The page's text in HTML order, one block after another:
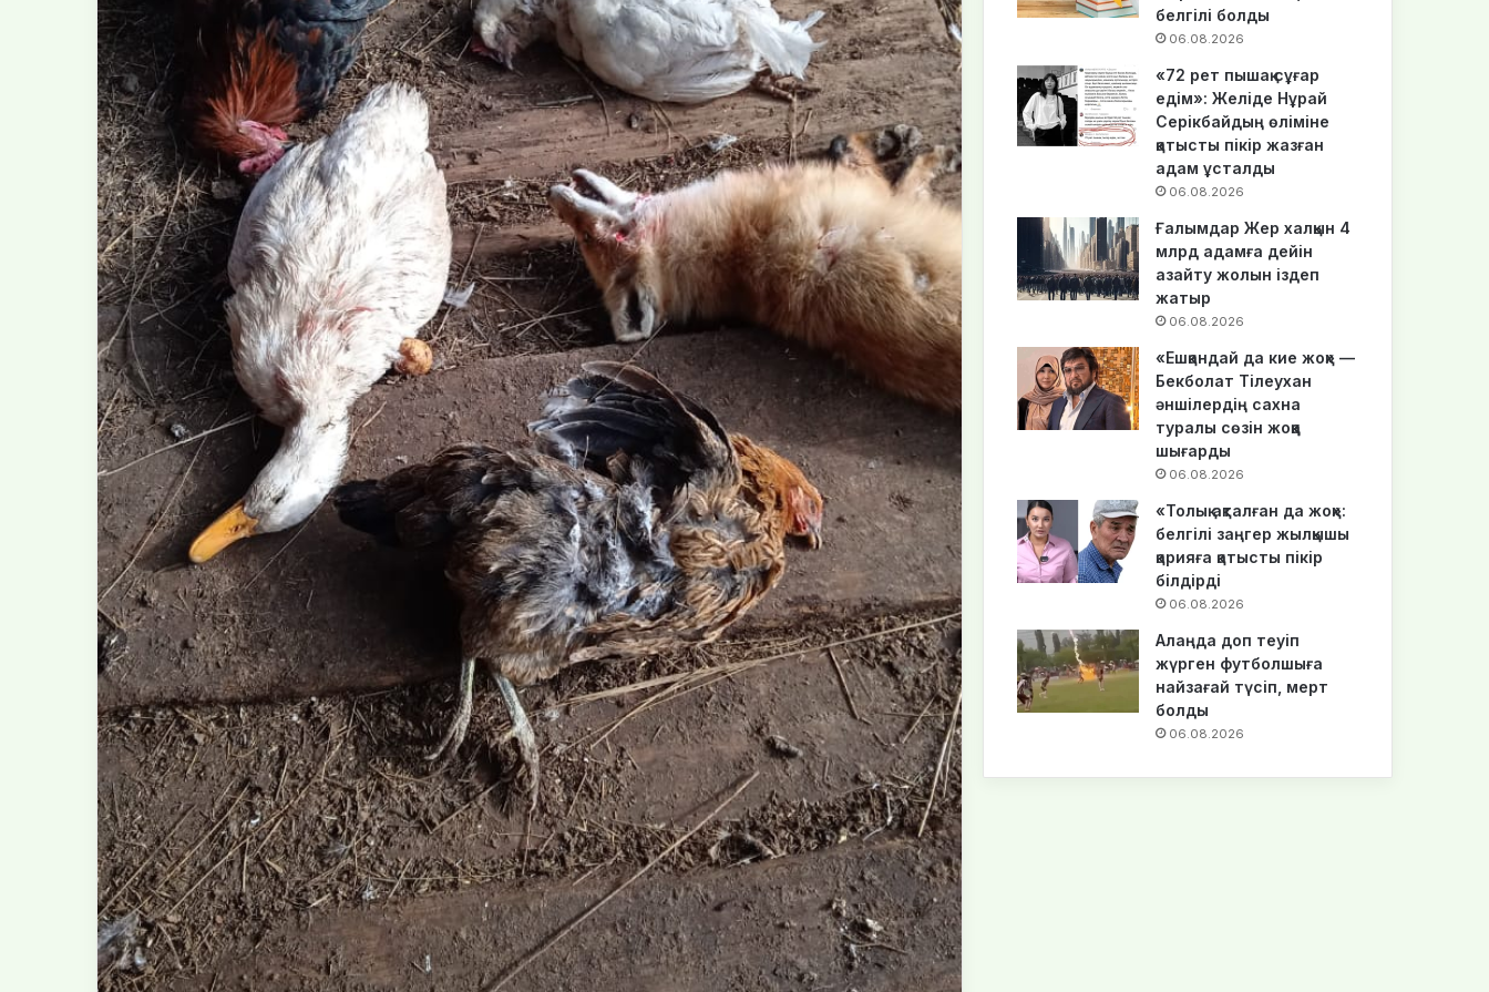
белгілі болды
06.08.2026
«72 рет пышақ сұғар
едім»: Желіде Нұрай
Серікбайдың өліміне
қатысты пікір жазған
адам ұсталды
06.08.2026
Ғалымдар Жер халқын 4
млрд адамға дейін
азайту жолын іздеп
жатыр
06.08.2026
«Ешқандай да кие жоқ» —
Бекболат Тілеухан
әншілердің сахна
туралы сөзін жоққа
шығарды
06.08.2026
«Толық ақталған да жоқ»:
белгілі заңгер жылқышы
қарияға қатысты пікір
білдірді
06.08.2026
Алаңда доп теуіп
жүрген футболшыға
найзағай түсіп, мерт
болды
06.08.2026